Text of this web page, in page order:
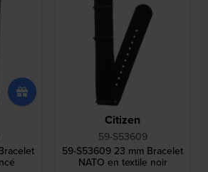
Citizen
59-S53609
59-S53609 23 mm Bracelet
NATO en textile noir